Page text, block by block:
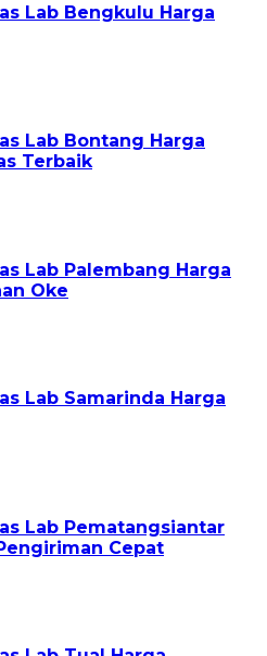
Lab Bengkulu Harga
Lab Bontang Harga
Terbaik
Lab Palembang Harga
Oke
Lab Samarinda Harga
Lab Pematangsiantar
Cepat